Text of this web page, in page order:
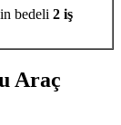
bedeli 2 iş
Araç